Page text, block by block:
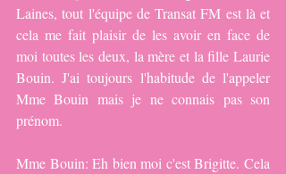
Laines, tout l'équipe de Transat FM est là et
cela me fait plaisir de les avoir en face de
moi toutes les deux, la mère et la fille Laurie
Bouin. J'ai toujours l'habitude de l'appeler
Mme Bouin mais je ne connais pas son
prénom.
Mme Bouin: Eh bien moi c'est Brigitte. Cela